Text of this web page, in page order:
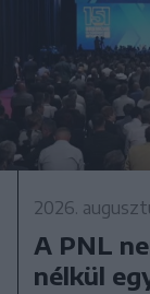
2026.
A PNL
nélkül